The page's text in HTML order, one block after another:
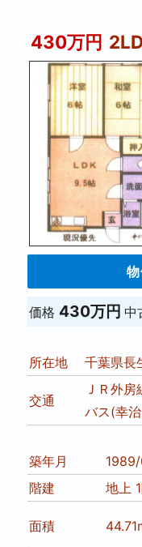
430万円
価格 430万円中
所在地 千葉県
交通
ＪＲ外房
バス(幸
築年月 1989/
階建
地上
面積